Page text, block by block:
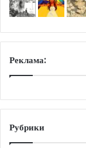
Реклама:
Рубрики